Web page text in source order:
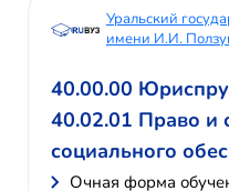
Уральский
имени И.И.
40.00.00
40.02.01 Право и
социального
Очная форма